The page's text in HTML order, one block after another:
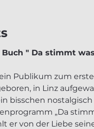
" Da stimmt
Publikum zum
in Linz
bisschen nostalgisch
„Da
er von der Liebe